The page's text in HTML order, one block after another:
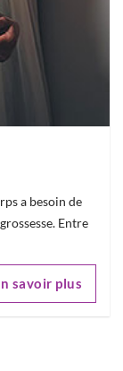
a besoin de
Entre
savoir plus